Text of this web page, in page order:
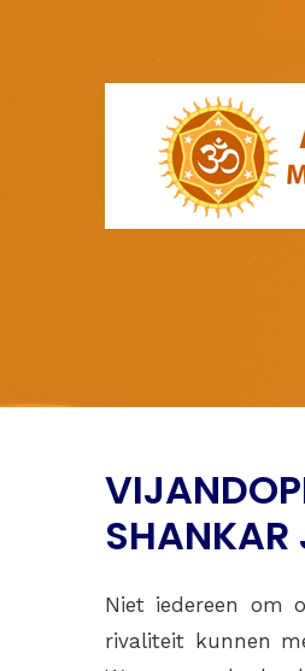
SHANKAR
Niet iedereen om
rivaliteit kunnen